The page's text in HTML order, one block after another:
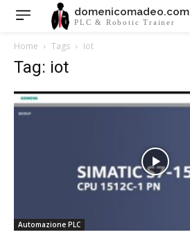
domenicomadeo.com
PLC & Robotic Trainer
Home Tags Iot
Tag: iot
Automazione PLC